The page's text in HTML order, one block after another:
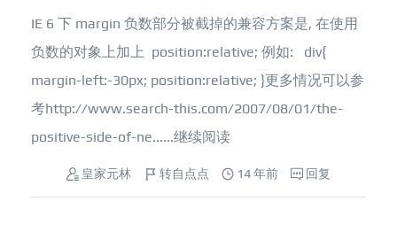
IE 6 下 margin 负数部分被截掉的兼容方案是, 在使用
负数的对象上加上 position:relative; 例如: div{
margin-left:-30px; position:relative; }更多情况可以参
考http://www.search-this.com/2007/08/01/the-
positive-side-of-ne......继续阅读
皇家元林 转自点点 14 年前 回复